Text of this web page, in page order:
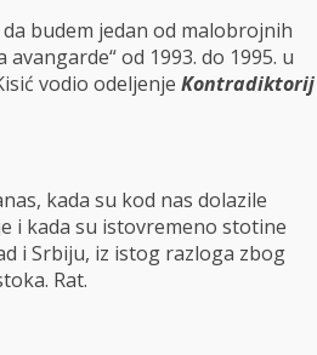
budem jedan od malobrojnih
od 1993. do 1995. u
vodio odeljenje Kontradiktorij
kada su kod nas dolazile
i kada su istovremeno stotine
i Srbiju, iz istog razloga zbog
Rat.